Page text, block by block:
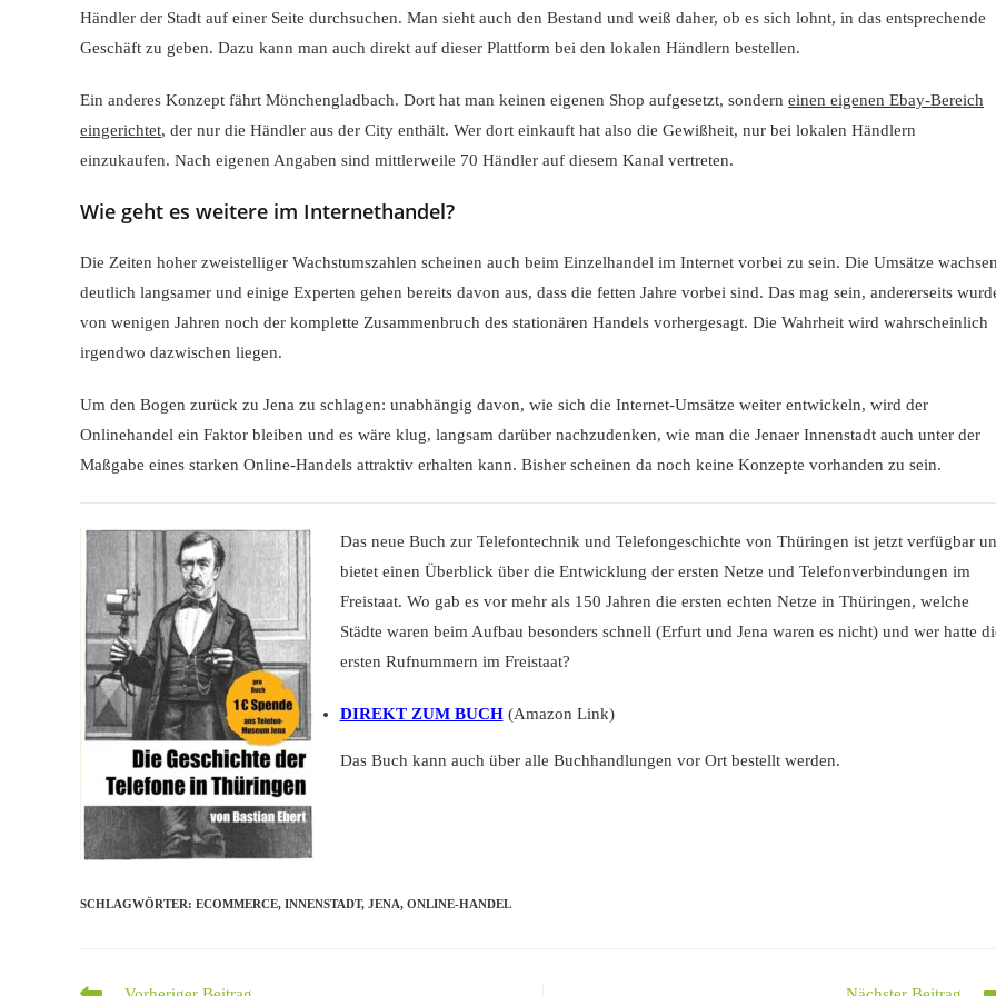
Händler der Stadt auf einer Seite durchsuchen. Man sieht auch den Bestand und weiß daher, ob es sich lohnt, in das entsprechende
Geschäft zu geben. Dazu kann man auch direkt auf dieser Plattform bei den lokalen Händlern bestellen.
Ein anderes Konzept fährt Mönchengladbach. Dort hat man keinen eigenen Shop aufgesetzt, sondern einen eigenen Ebay-Bereich
eingerichtet, der nur die Händler aus der City enthält. Wer dort einkauft hat also die Gewißheit, nur bei lokalen Händlern
einzukaufen. Nach eigenen Angaben sind mittlerweile 70 Händler auf diesem Kanal vertreten.
Wie geht es weitere im Internethandel?
Die Zeiten hoher zweistelliger Wachstumszahlen scheinen auch beim Einzelhandel im Internet vorbei zu sein. Die Umsätze
deutlich langsamer und einige Experten gehen bereits davon aus, dass die fetten Jahre vorbei sind. Das mag sein, andererseits
von wenigen Jahren noch der komplette Zusammenbruch des stationären Handels vorhergesagt. Die Wahrheit wird wahrscheinlich
irgendwo dazwischen liegen.
Um den Bogen zurück zu Jena zu schlagen: unabhängig davon, wie sich die Internet-Umsätze weiter entwickeln, wird der
Onlinehandel ein Faktor bleiben und es wäre klug, langsam darüber nachzudenken, wie man die Jenaer Innenstadt auch unter der
Maßgabe eines starken Online-Handels attraktiv erhalten kann. Bisher scheinen da noch keine Konzepte vorhanden zu sein.
Das neue Buch zur Telefontechnik und Telefongeschichte von Thüringen ist jetzt verfügbar
bietet einen Überblick über die Entwicklung der ersten Netze und Telefonverbindungen im
Freistaat. Wo gab es vor mehr als 150 Jahren die ersten echten Netze in Thüringen, welche
Städte waren beim Aufbau besonders schnell (Erfurt und Jena waren es nicht) und wer hatte
ersten Rufnummern im Freistaat?
DIREKT ZUM BUCH(Amazon Link)
Das Buch kann auch über alle Buchhandlungen vor Ort bestellt werden.
SCHLAGWÖRTER: ECOMMERCE, INNENSTADT, JENA, ONLINE-HANDEL